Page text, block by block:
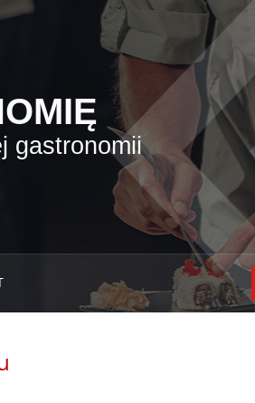
gastronomii